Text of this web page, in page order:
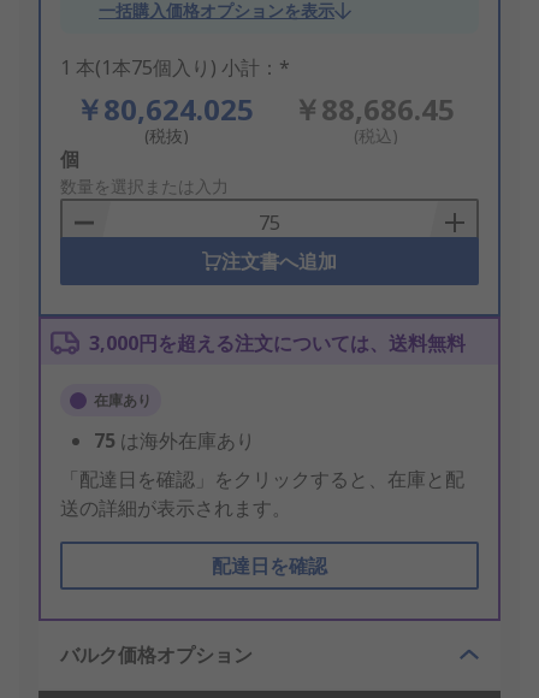
一括購入価格オプションを表示
1 本(1本75個入り) 小計：*
￥80,624.025
(税抜)
￥88,686.45
(税込)
Add
to
Basket
個
数量を選択または入力
注文書へ追加
3,000円を超える注文については、送料無料
在庫あり
75 は海外在庫あり
「配達日を確認」をクリックすると、在庫と配
送の詳細が表示されます。
配達日を確認
バルク価格オプション